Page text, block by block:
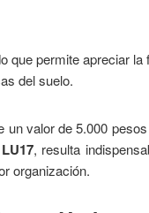
que permite apreciar
del suelo.
valor de 5.000
, resulta
organización.